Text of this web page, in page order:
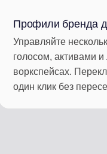
Профили бренда
Управляйте
голосом, активами
воркспейсах.
один клик без